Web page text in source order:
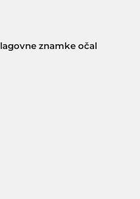
znamke očal